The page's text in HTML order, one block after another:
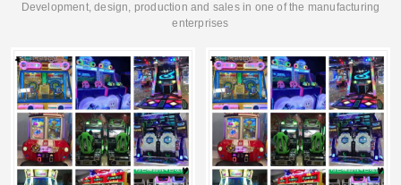
Development, design, production and sales in one of the manufacturing
enterprises